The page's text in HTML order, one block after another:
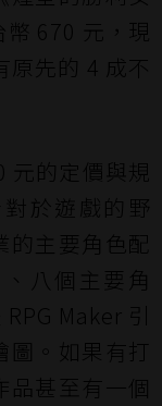
670 元，現
先的 4 成不
元的定價與規
於遊戲的野
的主要角色配
八個主要角
Maker 引
圖。如果有打
品甚至有一個